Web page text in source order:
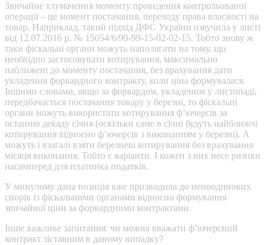
Звичайне тлумачення моменту проведення контрольованої
операції – це момент постачання, переходу права власності на
товар. Наприклад, такий підхід ДФС України озвучила у листі
від 12.07.2016 р. № 15054/6/99-99-15-02-02-15. Тобто знову ж
таки фіскальні органи можуть наполягати на тому, що
необхідно застосовувати котирування, максимально
наближені до моменту постачання, без врахування дати
укладення форвардного контракту, коли ціна формувалася.
Іншими словами, якщо за форвардом, укладеним у листопаді,
передбачається постачання товару у березні, то фіскальні
органи можуть використати котирування ф’ючерсів за
останню декаду січня (оскільки саме в січні будуть найближчі
котирування відносно ф’ючерсів з виконанням у березні). А
можуть і взагалі взяти березневі котирування без врахування
місяця виконання. Тобто є варіанти. І кожен з них несе ризики
насамперед для платника податків.
У минулому дана позиція вже призводила до непоодиноких
спорів із фіскальними органами відносно формування
звичайної ціни за форвардними контрактами.
Інше важливе запитання: чи можна вважати ф’ючерсний
контракт зіставним в даному випадку?